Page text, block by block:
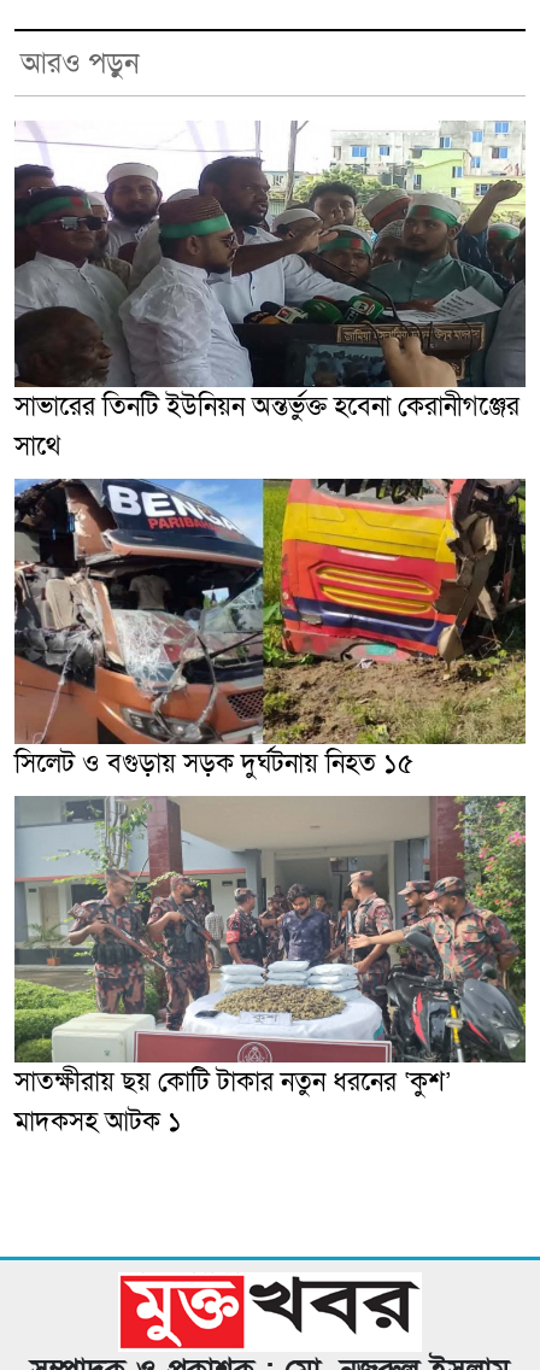
আরও পড়ুন
সাভারের তিনটি ইউনিয়ন অন্তর্ভুক্ত হবেনা কেরানীগঞ্জের
সাথে
সিলেট ও বগুড়ায় সড়ক দুর্ঘটনায় নিহত ১৫
সাতক্ষীরায় ছয় কোটি টাকার নতুন ধরনের ‘কুশ’
মাদকসহ আটক ১